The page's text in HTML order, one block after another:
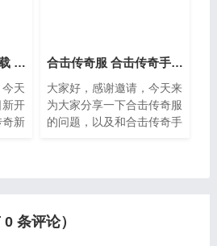
今日新开私服传奇下载 传奇新开网站开服
天
新开
奇新
合击传奇服 合击传奇手游发布网
大家好，感谢邀请，今天来
为大家分享一下合击传奇服
的问题，以及和合击传奇手
0条评论）